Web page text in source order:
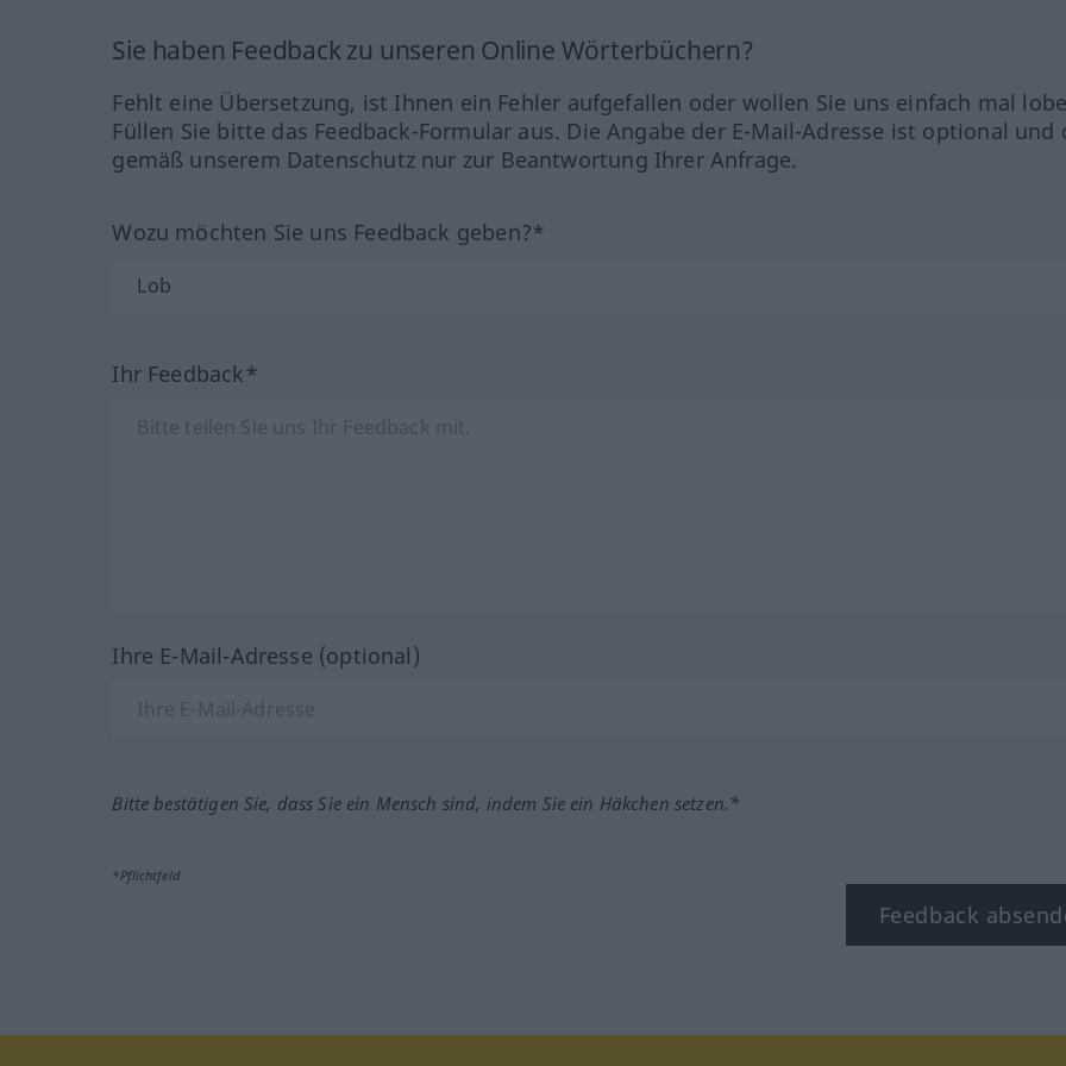
Sie haben Feedback zu unseren Online Wörterbüchern?
Fehlt eine Übersetzung, ist Ihnen ein Fehler aufgefallen oder wollen Sie uns einfach mal
Füllen Sie bitte das Feedback-Formular aus. Die Angabe der E-Mail-Adresse ist optional und
gemäß unserem Datenschutz nur zur Beantwortung Ihrer Anfrage.
Wozu möchten Sie uns Feedback geben?*
Ihr Feedback*
Ihre E-Mail-Adresse (optional)
Bitte bestätigen Sie, dass Sie ein Mensch sind, indem Sie ein Häkchen setzen.*
*Pflichtfeld
Feedback